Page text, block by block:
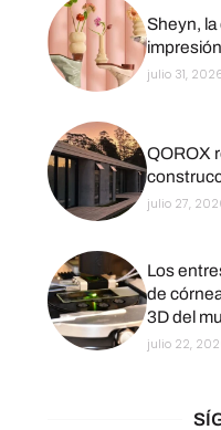
Sheyn, la
julio 31,
QOROX
julio 27,
Los
de
3D del
julio 22,